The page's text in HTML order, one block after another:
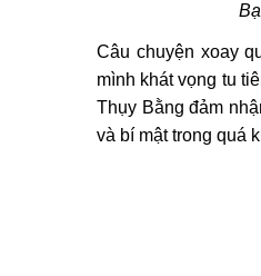
Câu chuyện xoay
mình khát vọng tu
Thụy Bằng đảm
và bí mật trong quá